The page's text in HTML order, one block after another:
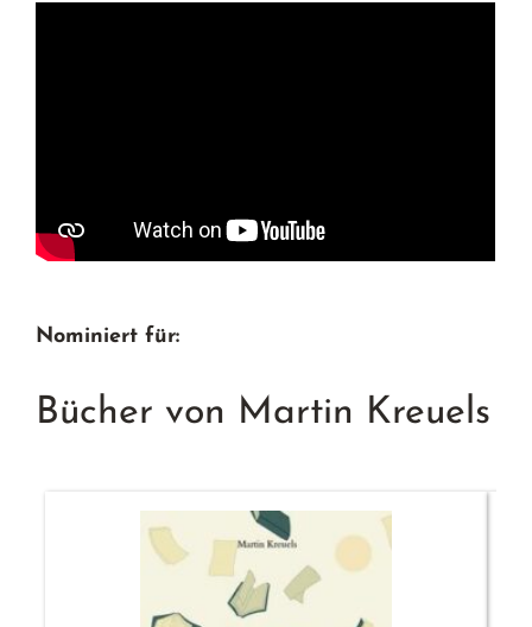
Nominiert für:
Bücher von Martin Kreuels